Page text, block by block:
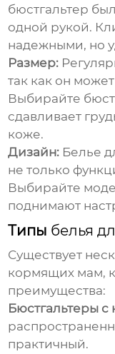
бюстгальтер
одной рукой.
надежными, но
Размер:
так как он
Выбирайте
сдавливает
коже.
Дизайн: Белье
не только
Выбирайте
поднимают
Типы белья
Существует
кормящих мам,
преимущества:
Бюстгальтеры с
практичный.